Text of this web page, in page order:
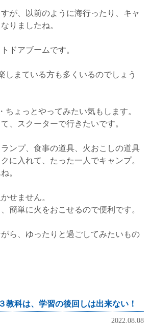
が、以前のように海行ったり、キャ
りましたね。
ドアブームです。
しまている方も多くいるのでしょう
ちょっとやってみたい気もします。
、スクーターで行きたいです。
ンプ、食事の道具、火おこしの道具
に入れて、たった一人でキャンプ。
。
せません。
簡単に火をおこせるので便利です。
ら、ゆったりと過ごしてみたいもの
教科は、学習の後回しは出来ない！
2022.08.08